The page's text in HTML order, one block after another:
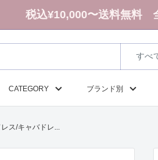
税込¥10,000〜送料無料
すべ
CATEGORY ブランド別
ス/キャバドレ...